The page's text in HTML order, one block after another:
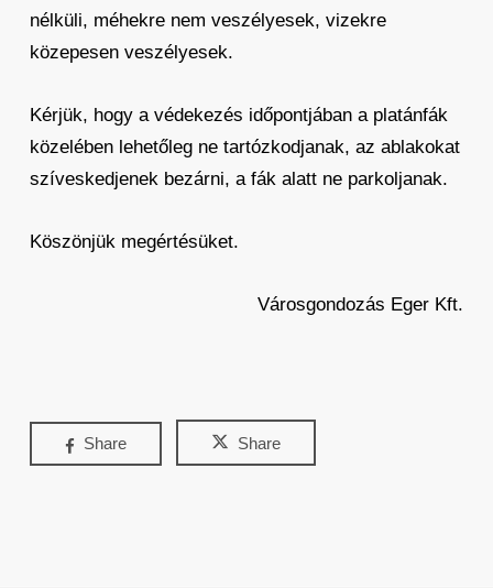
nélküli, méhekre nem veszélyesek, vizekre
közepesen veszélyesek.
Kérjük, hogy a védekezés időpontjában a platánfák
közelében lehetőleg ne tartózkodjanak, az ablakokat
szíveskedjenek bezárni, a fák alatt ne parkoljanak.
Köszönjük megértésüket.
Városgondozás Eger Kft.
Share Share